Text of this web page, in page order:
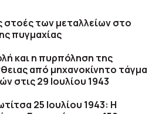
στοές των μεταλλείων στο
πυγμαχίας
και η πυρπόληση της
από μηχανοκίνητο τάγμα
στις 29 Ιουλίου 1943
25 Ioυλίου 1943: H